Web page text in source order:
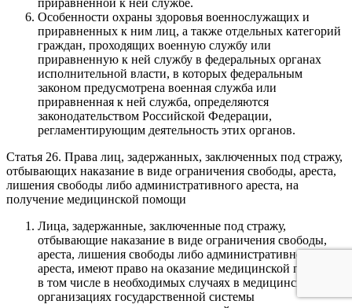
Особенности охраны здоровья военнослужащих и
приравненных к ним лиц, а также отдельных категорий
граждан, проходящих военную службу или
приравненную к ней службу в федеральных органах
исполнительной власти, в которых федеральным
законом предусмотрена военная служба или
приравненная к ней служба, определяются
законодательством Российской Федерации,
регламентирующим деятельность этих органов.
Статья 26. Права лиц, задержанных, заключенных под стражу,
отбывающих наказание в виде ограничения свободы, ареста,
лишения свободы либо административного ареста, на
получение медицинской помощи
Лица, задержанные, заключенные под стражу,
отбывающие наказание в виде ограничения свободы,
ареста, лишения свободы либо административного
ареста, имеют право на оказание медицинской помощи,
в том числе в необходимых случаях в медицинских
организациях государственной системы